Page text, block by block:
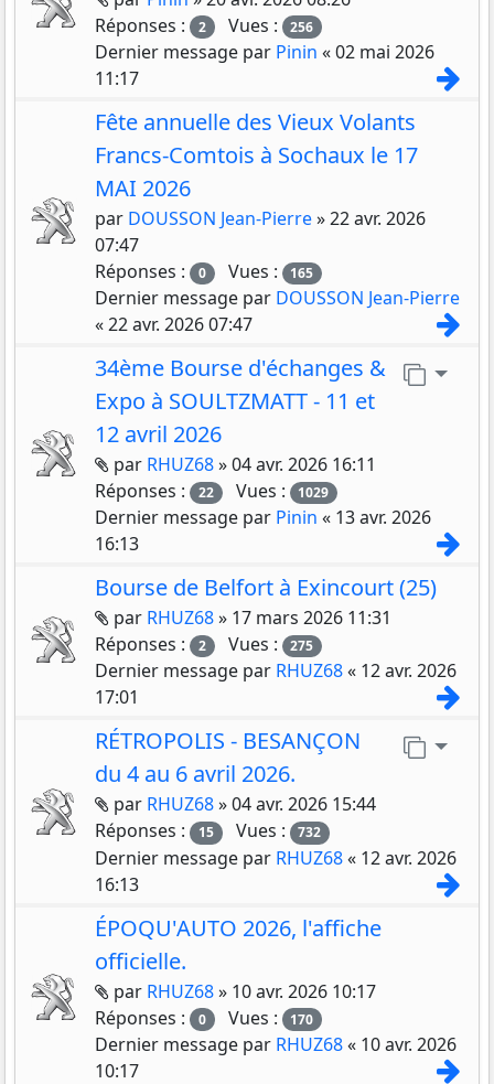
Réponses :
2 Vues : 256
Dernier message par Pinin «02 mai 2026
11:17
Fête annuelle des Vieux Volants
Francs-Comtois à Sochaux le 17
MAI 2026
par DOUSSON Jean-Pierre»22 avr. 2026
07:47
Réponses :
0 Vues : 165
Dernier message par DOUSSON Jean-Pierre
«22 avr. 2026 07:47
Aller
34ème Bourse d'échanges &
Expo à SOULTZMATT - 11 et
12 avril 2026
Pièces jointes
par RHUZ68»04 avr. 2026 16:11
Réponses :
22 Vues : 1029
Dernier message par Pinin « 13 avr. 2026
16:13
Bourse de Belfort à Exincourt (25)
Pièces jointes
par RHUZ68» 17 mars 2026 11:31
Réponses :
2 Vues : 275
Dernier message par RHUZ68« 12 avr. 2026
17:01
Aller
RÉTROPOLIS - BESANÇON
du 4 au 6 avril 2026.
Pièces jointes
par RHUZ68»04 avr. 2026 15:44
Réponses :
15 Vues : 732
Dernier message par RHUZ68« 12 avr. 2026
16:13
ÉPOQU'AUTO 2026, l'affiche
officielle.
Pièces jointes
par RHUZ68» 10 avr. 2026 10:17
Réponses :
0 Vues : 170
Dernier message par RHUZ68« 10 avr. 2026
10:17